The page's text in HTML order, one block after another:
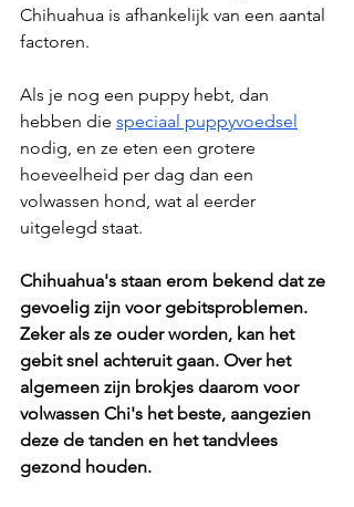
Chihuahua is afhankelijk van een aantal
factoren.
Als je nog een puppy hebt, dan
hebben die speciaal puppyvoedsel
nodig, en ze eten een grotere
hoeveelheid per dag dan een
volwassen hond, wat al eerder
uitgelegd staat.
Chihuahua's staan erom bekend dat ze
gevoelig zijn voor gebitsproblemen.
Zeker als ze ouder worden, kan het
gebit snel achteruit gaan. Over het
algemeen zijn brokjes daarom voor
volwassen Chi's het beste, aangezien
deze de tanden en het tandvlees
gezond houden.